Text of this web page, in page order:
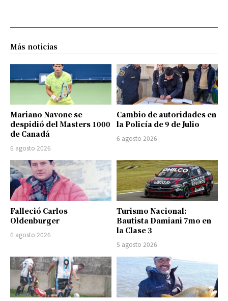
Más noticias
Mariano Navone se
despidió del Masters 1000
de Canadá
6 agosto 2026
Cambio de autoridades en
la Policía de 9 de Julio
6 agosto 2026
Falleció Carlos
Oldenburger
6 agosto 2026
Turismo Nacional:
Bautista Damiani 7mo en
la Clase 3
5 agosto 2026